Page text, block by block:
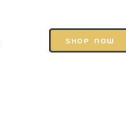
SHOP NOW